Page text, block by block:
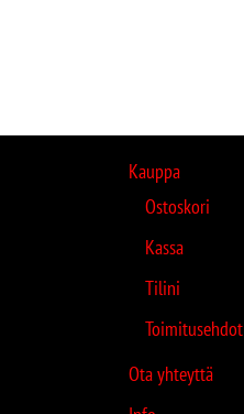
Kauppa
Ostoskori
Kassa
Tilini
Toimitusehdot
Ota yhteyttä